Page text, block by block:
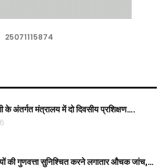
25071115874
के अंतर्गत मंत्रालय में दो दिवसीय प्रशिक्षण….
की गुणवत्ता सुनिश्चित करने लगातार औचक जांच,…